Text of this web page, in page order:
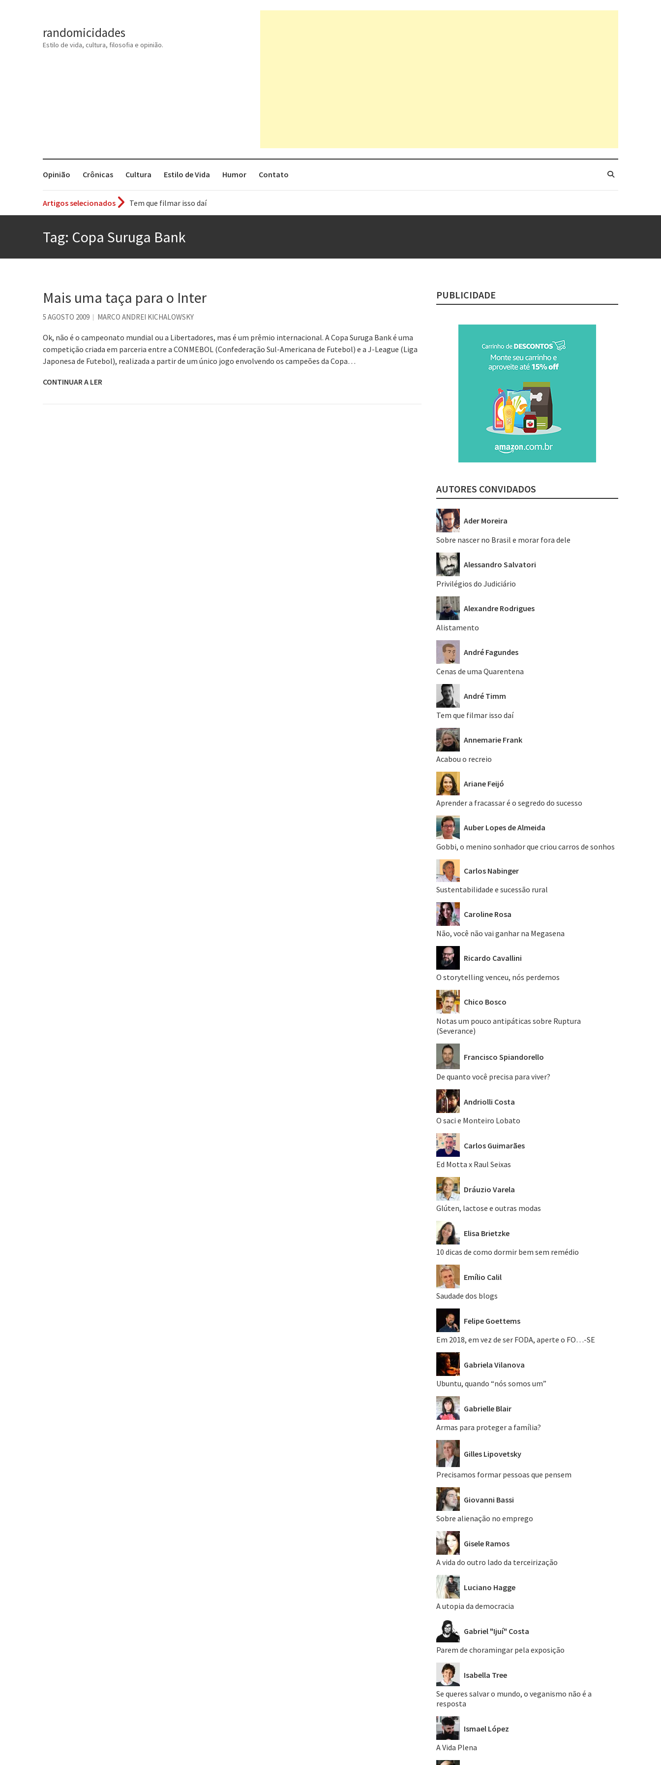
randomicidades
Estilo de vida, cultura, filosofia e opinião.
Opinião Crônicas Cultura Estilo de Vida Humor Contato
Artigos selecionados
Tem que filmar isso daí
Aprender a fracassar é o segredo do sucesso
Contardo Calligaris prega o “direito à tristeza”
Os causos de Jorge Luis Borges
Tag: Copa Suruga Bank
Mais uma taça para o Inter
5 AGOSTO 2009 MARCO ANDREI KICHALOWSKY
Ok, não é o campeonato mundial ou a Libertadores, mas é um prêmio internacional. A Copa Suruga Bank é uma
competição criada em parceria entre a CONMEBOL (Confederação Sul-Americana de Futebol) e a J-League (Liga
Japonesa de Futebol), realizada a partir de um único jogo envolvendo os campeões da Copa…
CONTINUAR A LER
PUBLICIDADE
AUTORES CONVIDADOS
Ader Moreira
Sobre nascer no Brasil e morar fora dele
Alessandro Salvatori
Privilégios do Judiciário
Alexandre Rodrigues
Alistamento
André Fagundes
Cenas de uma Quarentena
André Timm
Tem que filmar isso daí
Annemarie Frank
Acabou o recreio
Ariane Feijó
Aprender a fracassar é o segredo do sucesso
Auber Lopes de Almeida
Gobbi, o menino sonhador que criou carros de sonhos
Carlos Nabinger
Sustentabilidade e sucessão rural
Caroline Rosa
Não, você não vai ganhar na Megasena
Ricardo Cavallini
O storytelling venceu, nós perdemos
Chico Bosco
Notas um pouco antipáticas sobre Ruptura
(Severance)
Francisco Spiandorello
De quanto você precisa para viver?
Andriolli Costa
O saci e Monteiro Lobato
Carlos Guimarães
Ed Motta x Raul Seixas
Dráuzio Varela
Glúten, lactose e outras modas
Elisa Brietzke
10 dicas de como dormir bem sem remédio
Emílio Calil
Saudade dos blogs
Felipe Goettems
Em 2018, em vez de ser FODA, aperte o FO…-SE
Gabriela Vilanova
Ubuntu, quando “nós somos um”
Gabrielle Blair
Armas para proteger a família?
Gilles Lipovetsky
Precisamos formar pessoas que pensem
Giovanni Bassi
Sobre alienação no emprego
Gisele Ramos
A vida do outro lado da terceirização
Luciano Hagge
A utopia da democracia
Gabriel "Ijuí" Costa
Parem de choramingar pela exposição
Isabella Tree
Se queres salvar o mundo, o veganismo não é a
resposta
Ismael López
A Vida Plena